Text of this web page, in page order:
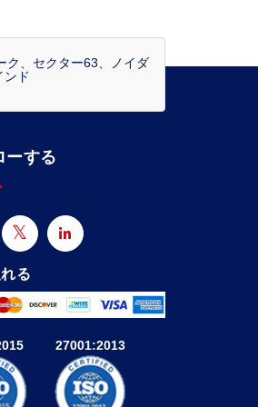
ク、セクター63、ノイダ
ンド
ーする
る
27001:2013